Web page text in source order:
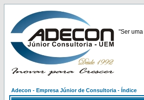
"Ser
Adecon - Empresa Júnior de Consultoria - Índice